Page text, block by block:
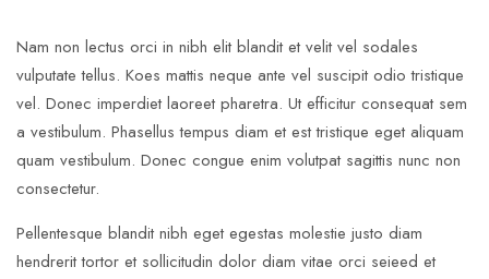
Nam non lectus orci in nibh elit blandit et velit vel sodales
vulputate tellus. Koes mattis neque ante vel suscipit odio tristique
vel. Donec imperdiet laoreet pharetra. Ut efficitur consequat sem
a vestibulum. Phasellus tempus diam et est tristique eget aliquam
quam vestibulum. Donec congue enim volutpat sagittis nunc non
consectetur.
Pellentesque blandit nibh eget egestas molestie justo diam
hendrerit tortor et sollicitudin dolor diam vitae orci seieed et